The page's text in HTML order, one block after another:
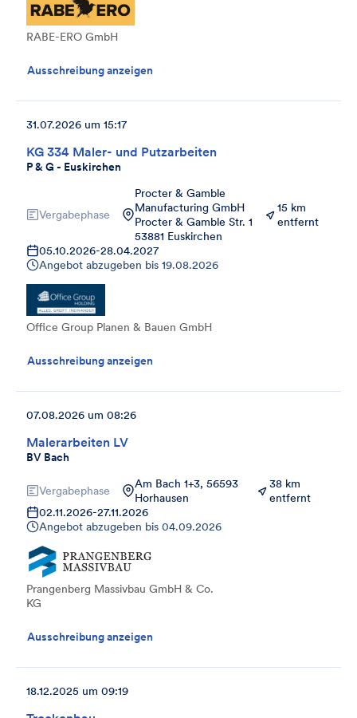
RABE-ERO GmbH
Ausschreibung anzeigen
KG 334 Maler- und Putzarbeiten
P & G - Euskirchen
31.07.2026 um 15:17
Vergabephase
Procter & Gamble
Manufacturing GmbH
Procter & Gamble Str. 1
53881 Euskirchen
15 km
entfernt
05.10.2026-28.04.2027
Angebot abzugeben bis 19.08.2026
Office Group Planen & Bauen GmbH
Ausschreibung anzeigen
Malerarbeiten LV
BV Bach
07.08.2026 um 08:26
Vergabephase
Am Bach 1+3, 56593
Horhausen
38 km
entfernt
02.11.2026-27.11.2026
Angebot abzugeben bis 04.09.2026
Prangenberg Massivbau GmbH & Co.
KG
Ausschreibung anzeigen
18.12.2025 um 09:19